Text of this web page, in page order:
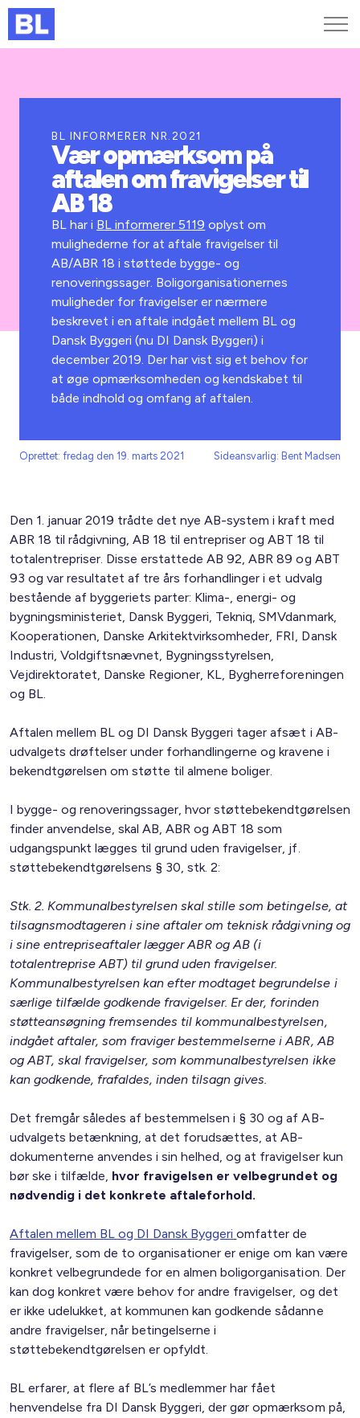
Kurser og arrangementer
Jobportalen
BL INFORMERER NR.2021
Vær opmærksom på
aftalen om fravigelser til
AB 18
BL har i BL informerer 5119 oplyst om
mulighederne for at aftale fravigelser til
AB/ABR 18 i støttede bygge- og
renoveringssager. Boligorganisationernes
muligheder for fravigelser er nærmere
beskrevet i en aftale indgået mellem BL og
Dansk Byggeri (nu DI Dansk Byggeri) i
december 2019. Der har vist sig et behov for
at øge opmærksomheden og kendskabet til
både indhold og omfang af aftalen.
Oprettet: fredag den 19. marts 2021 Sideansvarlig: Bent Madsen
Den 1. januar 2019 trådte det nye AB-system i kraft med
ABR 18 til rådgivning, AB 18 til entrepriser og ABT 18 til
totalentrepriser. Disse erstattede AB 92, ABR 89 og ABT
93 og var resultatet af tre års forhandlinger i et udvalg
bestående af byggeriets parter: Klima-, energi- og
bygningsministeriet, Dansk Byggeri, Tekniq, SMVdanmark,
Kooperationen, Danske Arkitektvirksomheder, FRI, Dansk
Industri, Voldgiftsnævnet, Bygningsstyrelsen,
Vejdirektoratet, Danske Regioner, KL, Bygherreforeningen
og BL.
Aftalen mellem BL og DI Dansk Byggeri tager afsæt i AB-
udvalgets drøftelser under forhandlingerne og kravene i
bekendtgørelsen om støtte til almene boliger.
I bygge- og renoveringssager, hvor støttebekendtgørelsen
finder anvendelse, skal AB, ABR og ABT 18 som
udgangspunkt lægges til grund uden fravigelser, jf.
støttebekendtgørelsens § 30, stk. 2:
Stk. 2. Kommunalbestyrelsen skal stille som betingelse, at
tilsagnsmodtageren i sine aftaler om teknisk rådgivning og
i sine entrepriseaftaler lægger ABR og AB (i
totalentreprise ABT) til grund uden fravigelser.
Kommunalbestyrelsen kan efter modtaget begrundelse i
særlige tilfælde godkende fravigelser. Er der, forinden
støtteansøgning fremsendes til kommunalbestyrelsen,
indgået aftaler, som fraviger bestemmelserne i ABR, AB
og ABT, skal fravigelser, som kommunalbestyrelsen ikke
kan godkende, frafaldes, inden tilsagn gives.
Det fremgår således af bestemmelsen i § 30 og af AB-
udvalgets betænkning, at det forudsættes, at AB-
dokumenterne anvendes i sin helhed, og at fravigelser kun
bør ske i tilfælde, hvor fravigelsen er velbegrundet og
nødvendig i det konkrete aftaleforhold.
Aftalen mellem BL og DI Dansk Byggeri omfatter de
fravigelser, som de to organisationer er enige om kan være
konkret velbegrundede for en almen boligorganisation. Der
kan dog konkret være behov for andre fravigelser, og det
er ikke udelukket, at kommunen kan godkende sådanne
andre fravigelser, når betingelserne i
støttebekendtgørelsen er opfyldt.
BL erfarer, at flere af BL’s medlemmer har fået
henvendelse fra DI Dansk Byggeri, der gør opmærksom på,